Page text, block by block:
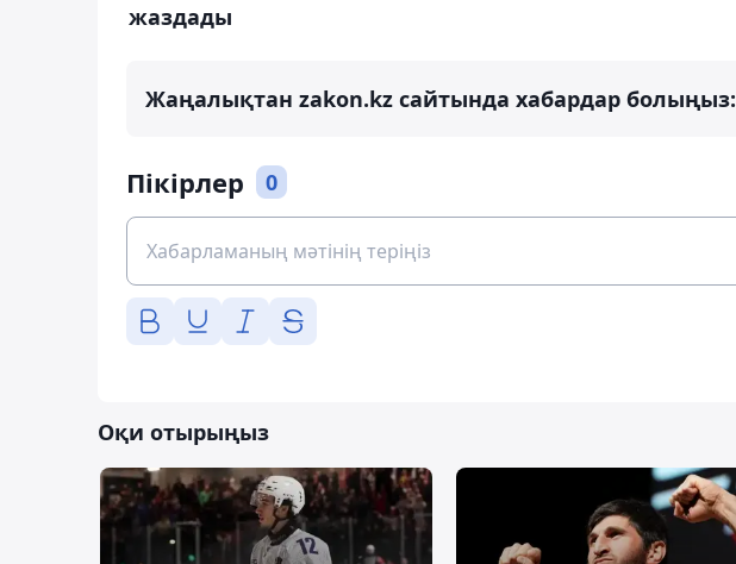
жаздады
Жаңалықтан zakon.kz сайтында хабардар болыңыз:
Пікірлер 0
Оқи отырыңыз